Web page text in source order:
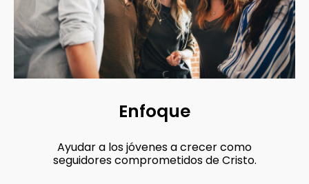
Enfoque
Ayudar a los jóvenes a crecer como
seguidores comprometidos de Cristo.